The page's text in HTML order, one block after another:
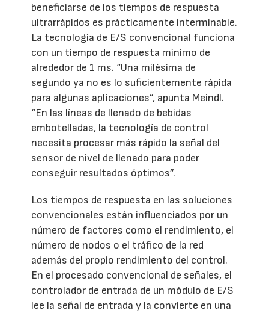
beneficiarse de los tiempos de respuesta
ultrarrápidos es prácticamente interminable.
La tecnología de E/S convencional funciona
con un tiempo de respuesta mínimo de
alrededor de 1 ms. “Una milésima de
segundo ya no es lo suficientemente rápida
para algunas aplicaciones”, apunta Meindl.
“En las líneas de llenado de bebidas
embotelladas, la tecnología de control
necesita procesar más rápido la señal del
sensor de nivel de llenado para poder
conseguir resultados óptimos”.
Los tiempos de respuesta en las soluciones
convencionales están influenciados por un
número de factores como el rendimiento, el
número de nodos o el tráfico de la red
además del propio rendimiento del control.
En el procesado convencional de señales, el
controlador de entrada de un módulo de E/S
lee la señal de entrada y la convierte en una